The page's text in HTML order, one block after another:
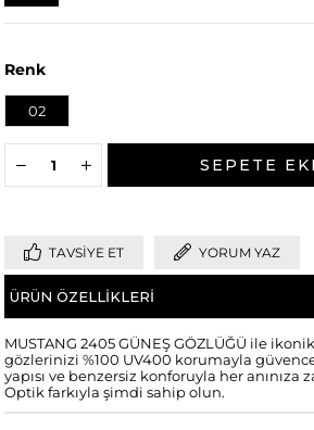
Renk
02
TAVSIYE ET YORUM YAZ
ÜRÜN ÖZELLIKLERI
MUSTANG 2405 GÜNEŞ GÖZLÜĞÜ ile
gözlerinizi %100 UV400 korumayla güvence
yapısı ve benzersiz konforuyla her anınıza
Optik farkıyla şimdi sahip olun.